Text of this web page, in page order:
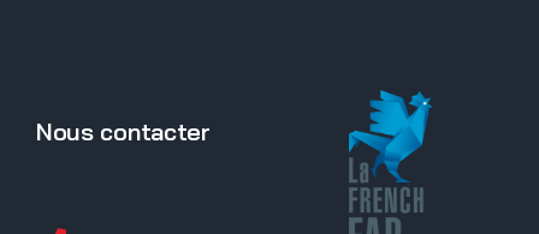
Nous contacter